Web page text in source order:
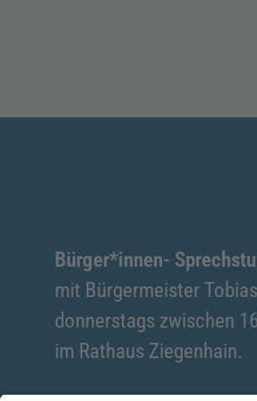
Bürger*innen-
mit Bürgermeister
donnerstags zwischen
im Rathaus Ziegenhain.